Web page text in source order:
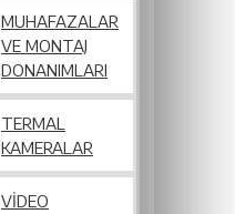
MUHAFAZALAR
VE MONTAJ
DONANIMLARI
TERMAL
KAMERALAR
VIDEO